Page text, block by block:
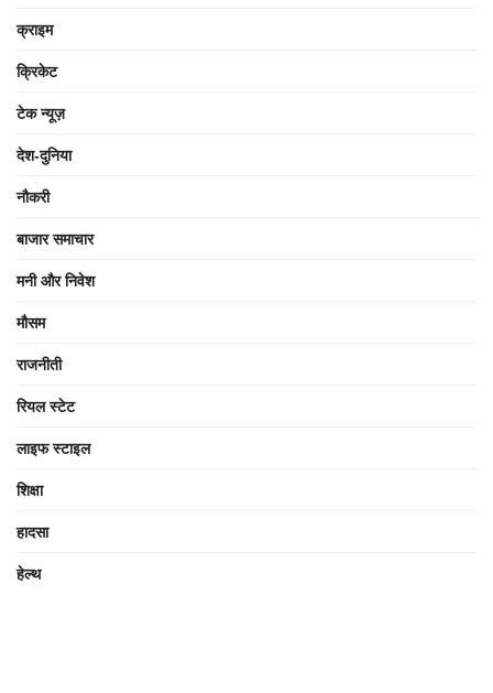
क्राइम
क्रिकेट
टेक न्यूज़
देश-दुनिया
नौकरी
बाजार समाचार
मनी और निवेश
मौसम
राजनीती
रियल स्टेट
लाइफ स्टाइल
शिक्षा
हादसा
हेल्थ